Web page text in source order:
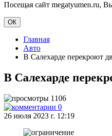
Посещая сайт megatyumen.ru,
ОК
Главная
Авто
В Салехарде перекроют
В Салехарде
1106
0
26 июля 2023 г. 12:19